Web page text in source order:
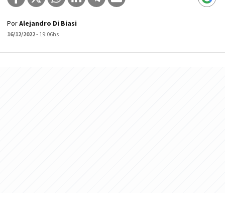
PorAlejandro Di Biasi
16/12/2022- 19:06hs